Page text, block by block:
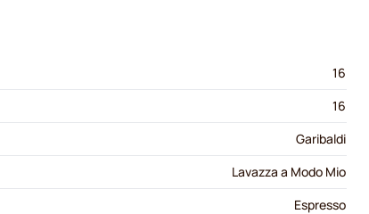
16
16
Garibaldi
Lavazza a Modo Mio
Espresso